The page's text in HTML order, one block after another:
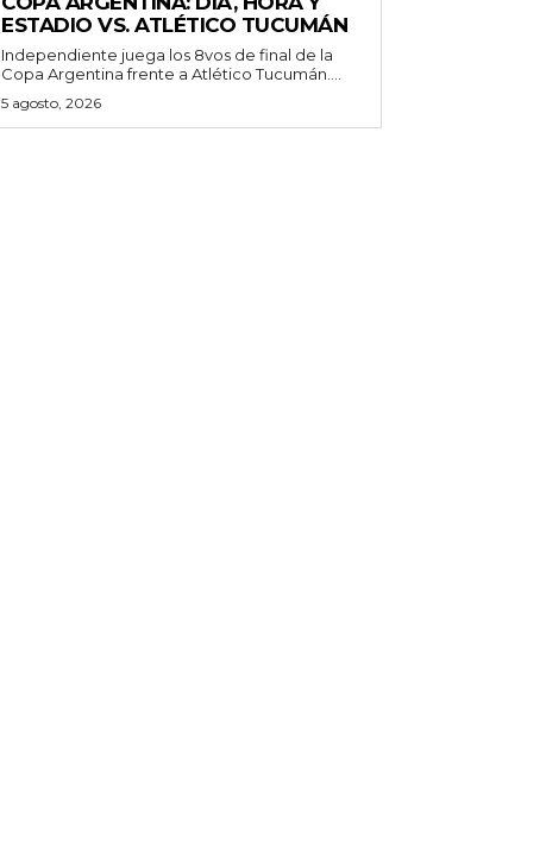
ESTADIO VS. ATLÉTICO TUCUMÁN
Independiente juega los 8vos de final de la
Copa Argentina frente a Atlético Tucumán....
5 agosto, 2026